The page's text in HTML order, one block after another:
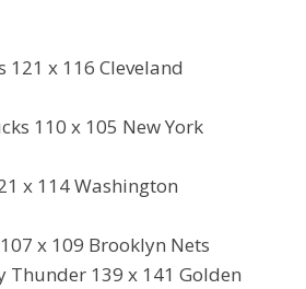
121 x 116 Cleveland
110 x 105 New York
x 114 Washington
x 109 Brooklyn Nets
Thunder 139 x 141 Golden